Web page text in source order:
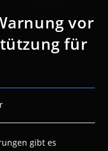
vor
für
gibt es